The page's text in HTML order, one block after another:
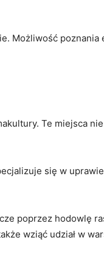
‍Możliwość ⁢poznania
Te miejsca
się w
poprzez hodowlę‌
wziąć​ udział ⁢w‌